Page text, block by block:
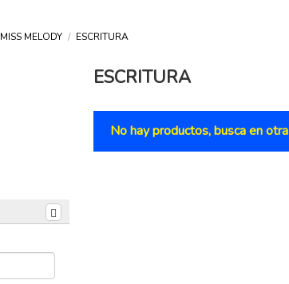
MISS MELODY ESCRITURA
ESCRITURA
No hay productos, busca en